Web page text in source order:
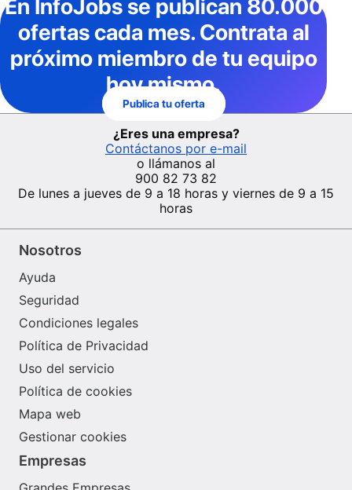
En InfoJobsse publican 80.000
ofertas cada mes. Contrata al
próximo miembro de tu equipo
hoy mismo.
Publica tu oferta
¿Eres una empresa?
Contáctanos por e-mail
o llámanos al
900 82 73 82
De lunes a jueves de 9 a 18 horas y viernes de 9 a 15
horas
Nosotros
Ayuda
Seguridad
Condiciones legales
Política de Privacidad
Uso del servicio
Política de cookies
Mapa web
Gestionar cookies
Empresas